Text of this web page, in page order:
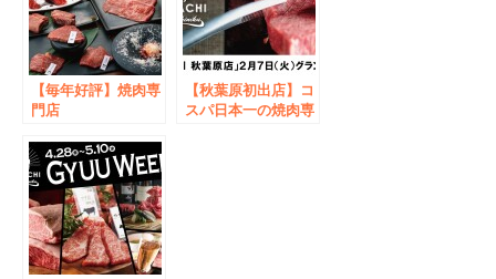
お得な「うまき丼」
が新登場！
『牛タンとろろ月見
丼』販売開始
【毎年好評】焼肉専
門店
（ウシハチ）より
『X’masスペシャル
コース』が登場！
【秋葉原初出店】コ
スパ日本一の焼肉専